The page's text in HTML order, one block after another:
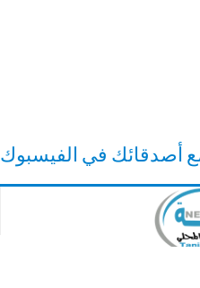
أصدقائك في الفيسبوك